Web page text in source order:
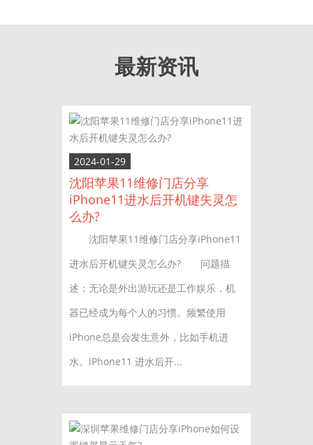
最新资讯
2024-01-29
沈阳苹果11维修门店分享
iPhone11进水后开机键失灵怎
么办?
沈阳苹果11维修门店分享iPhone11
进水后开机键失灵怎么办? 问题描
述：无论是外出游玩还是工作娱乐，机
器已经成为每个人的习惯。频繁使用
iPhone总是会发生意外，比如手机进
水。iPhone11 进水后开...